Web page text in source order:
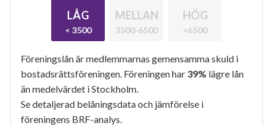
LÅG
< 3500
MELLAN
3500-6500
HÖG
>6500
Föreningslån är medlemmarnas gemensamma skuld i
bostadsrättsföreningen. Föreningen har 39% lägre lån
än medelvärdet i Stockholm.
Se detaljerad belåningsdata och jämförelse i
föreningens BRF-analys.